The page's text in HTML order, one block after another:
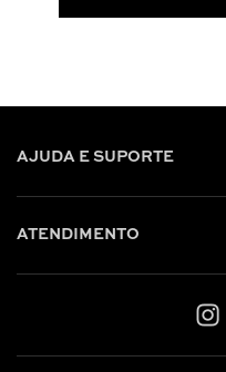
AJUDA E SUPORTE
ATENDIMENTO
Whatsapp: (31) 97219-6604